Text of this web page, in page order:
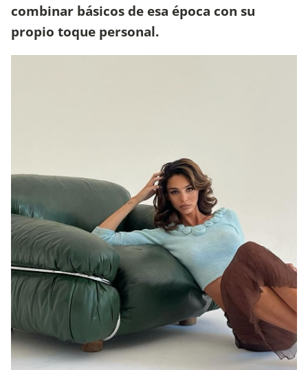
combinar básicos de esa época con su
propio toque personal.